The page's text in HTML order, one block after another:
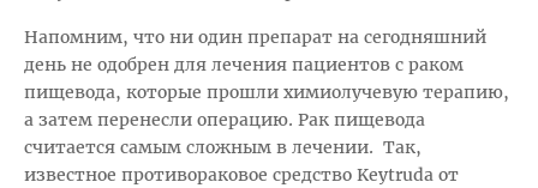
Напомним, что ни один препарат на сегодняшний
день не одобрен для лечения пациентов с раком
пищевода, которые прошли химиолучевую терапию,
а затем перенесли операцию. Рак пищевода
считается самым сложным в лечении. Так,
известное противораковое средство Keytruda от